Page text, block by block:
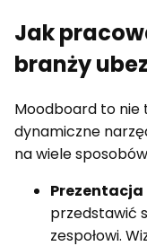
Jak
branży
Moodboard to nie
dynamiczne
na wiele
Prezentacja
przedstawić
zespołowi.